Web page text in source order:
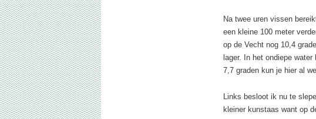
Na twee uren vissen
een kleine 100 meter
op de Vecht nog 10,4
lager. In het ondiepe
7,7 graden kun je hier al
Links besloot ik nu te
kleiner kunstaas want op